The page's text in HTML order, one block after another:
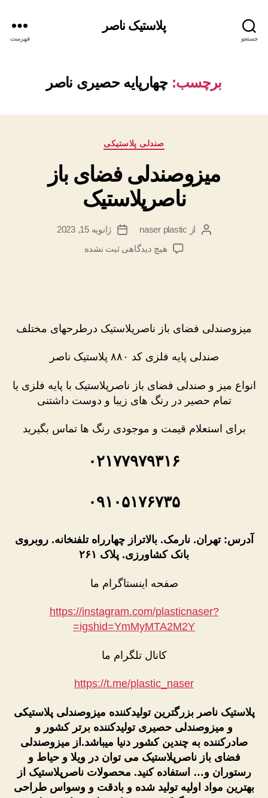
جستجو
پلاستیک ناصر
فهرست
برچسب: چهارپایه حصیری ناصر
دسته‌ها
صندلی پلاستیکی
میزوصندلی فضای باز
ناصرپلاستیک
نویسنده
از naser plastic
تاریخژانویه 15, 2023
هیچ دیدگاهیبرای
ثبت نشده
میزوصندلی فضای باز ناصرپلاستیک درطرحهای مختلف
صندلی پایه فلزی کد ۸۸۰ پلاستیک ناصر
انواع میز و صندلی فضای باز ناصرپلاستیک با پایه فلزی یا
تمام حصیر در رنگ های زیبا و دوست داشتنی
برای استعلام قیمت و موجودی رنگ ها تماس بگیرید
۰۲۱۷۷۹۷۹۳۱۶
۰۹۱۰۵۱۷۶۷۳۵
آدرس: تهران. نارمک. بالاتراز چهارراه تلفنخانه. روبروی
بانک کشاورزی. پلاک ۲۶۱
صفحه اینستاگرام ما
https://instagram.com/plasticnaser?
igshid=YmMyMTA2M2Y=
کانال تلگرام ما
https://t.me/plastic_naser
پلاستیک ناصر بزرگترین تولیدکننده میزوصندلی پلاستیکی
و میزوصندلی حصیری تولیدکننده برتر کشور و
صادرکننده به چندین کشور دنیا میباشد.از میزوصندلی
فضای باز ناصرپلاستیک می توان در ویلا و حیاط و
رستوران و… استفاده کنید. محصولات ناصرپلاستیک از
بهترین مواد اولیه تولید شده و بادقت و وسواس طراحی